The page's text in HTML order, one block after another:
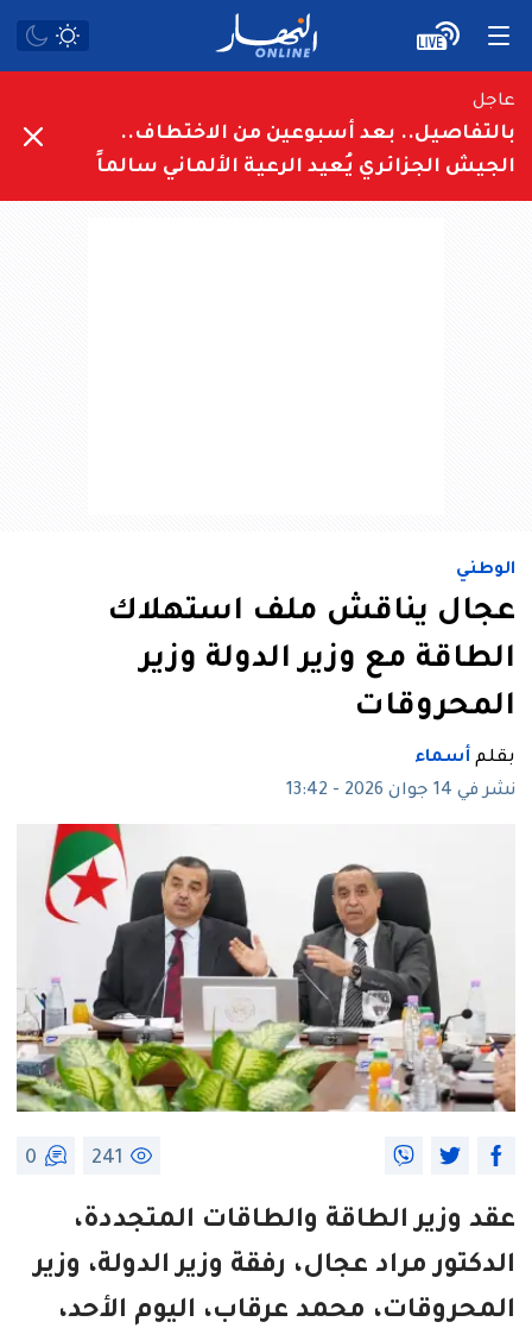
عاجل
بالتفاصيل.. بعد أسبوعين من الاختطاف..
الجيش الجزائري يُعيد الرعية الألماني سالماً
الوطني
عجال يناقش ملف استهلاك
الطاقة مع وزير الدولة وزير
المحروقات
بقلم أسماء
نشر في 14 جوان 2026 - 13:42
241
0
عقد وزير الطاقة والطاقات المتجددة،
الدكتور مراد عجال، رفقة وزير الدولة، وزير
المحروقات، محمد عرقاب، اليوم الأحد،